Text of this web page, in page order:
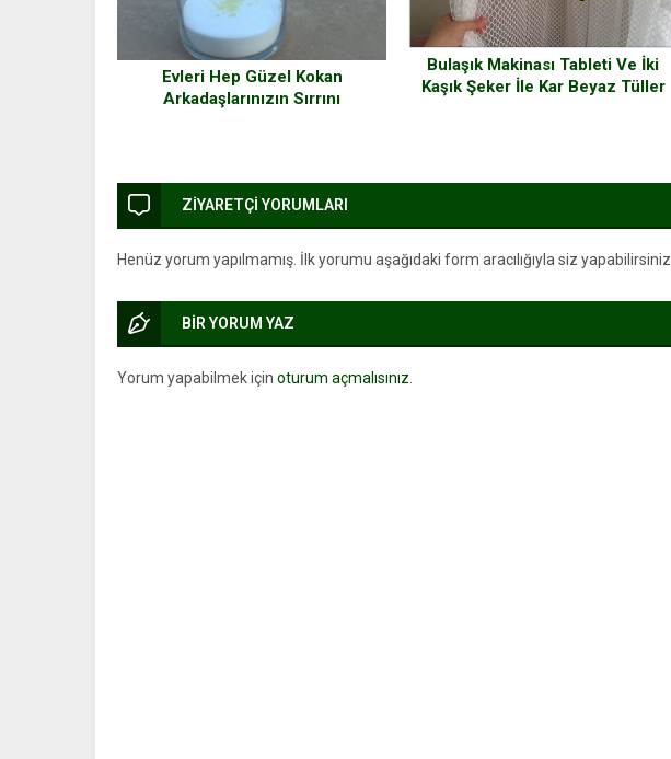
Evleri Hep Güzel Kokan
Arkadaşlarınızın Sırrını
Bulaşık Makinası Tableti Ve İki
Kaşık Şeker İle Kar Beyaz Tüller
ZİYARETÇİ YORUMLARI
Henüz yorum yapılmamış. İlk yorumu aşağıdaki form aracılığıyla siz yapabilirsiniz.
BİR YORUM YAZ
Yorum yapabilmek için oturum açmalısınız